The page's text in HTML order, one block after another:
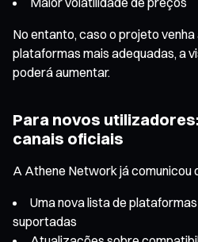
No entanto, caso o projeto
plataformas mais adequadas, a
poderá aumentar.
Para novos
canais oficiais
A Athene Network já comunicou
Uma nova lista de
suportadas